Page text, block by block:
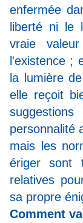
enfermée
liberté ni le
vraie
l'existence ;
la lumière
elle reçoit
personnalité
mais les
ériger sont
relatives
sa propre
Comment